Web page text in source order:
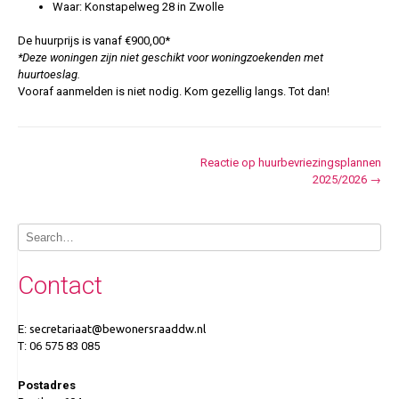
Waar: Konstapelweg 28 in Zwolle
De huurprijs is vanaf €900,00*
*Deze woningen zijn niet geschikt voor woningzoekenden met
huurtoeslag.
Vooraf aanmelden is niet nodig. Kom gezellig langs. Tot dan!
Reactie op huurbevriezingsplannen
2025/2026 →
Contact
E: secretariaat@bewonersraaddw.nl
T: ‎06 575 83 085
Postadres